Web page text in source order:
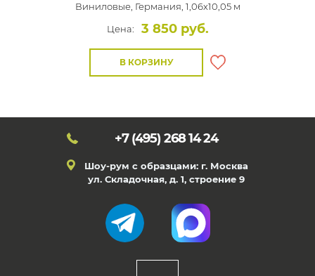
Виниловые, Германия, 1,06x10,05 м
Цена:
3 850 руб.
В КОРЗИНУ
+7 (495) 268 14 24
Шоу-рум с образцами: г. Москва
ул. Складочная, д. 1, строение 9